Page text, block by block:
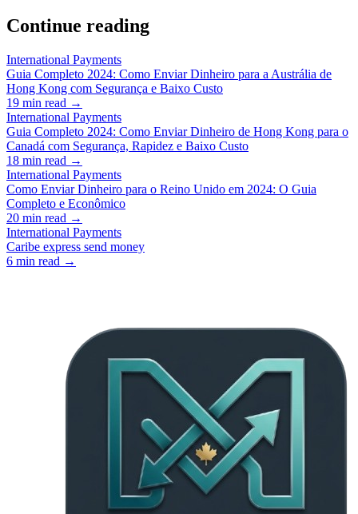
Continue reading
International Payments
Guia Completo 2024: Como Enviar Dinheiro para a Austrália de
Hong Kong com Segurança e Baixo Custo
19 min read →
International Payments
Guia Completo 2024: Como Enviar Dinheiro de Hong Kong para o
Canadá com Segurança, Rapidez e Baixo Custo
18 min read →
International Payments
Como Enviar Dinheiro para o Reino Unido em 2024: O Guia
Completo e Econômico
20 min read →
International Payments
Caribe express send money
6 min read →